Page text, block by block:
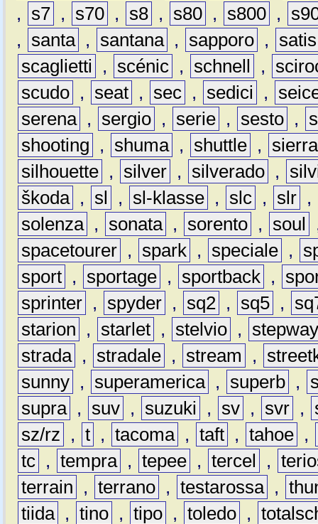
,
s7 , s70 , s8 , s80 , s800 ,
,
santa , santana , sapporo ,
satis
scaglietti
, scénic , schnell ,
scudo , seat , sec , sedici ,
serena , sergio , serie , sesto ,
shooting
, shuma , shuttle ,
sierra
silhouette , silver , silverado ,
škoda , sl , sl-klasse , slc , slr ,
solenza , sonata , sorento , soul
spacetourer , spark , speciale ,
sport , sportage , sportback ,
sprinter , spyder , sq2 , sq5 ,
starion
, starlet , stelvio ,
strada , stradale , stream ,
sunny , superamerica , superb ,
supra , suv , suzuki , sv , svr ,
sz/rz
, t , tacoma , taft , tahoe ,
tc , tempra , tepee , tercel ,
terrain
, terrano , testarossa ,
tiida , tino , tipo , toledo ,